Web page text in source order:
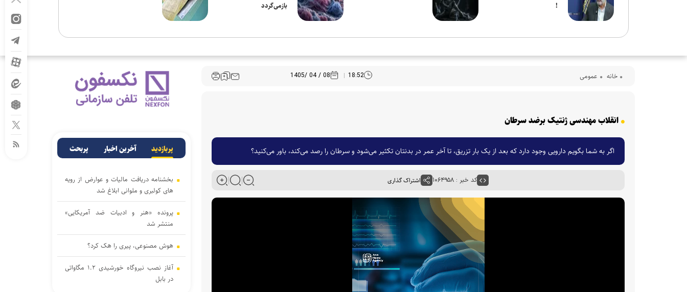
!
بازمی‌گردد
خانه عمومی 18:52
08 / 04 /1405
انقلاب مهندسی ژنتیک برضد سرطان
اگر به شما بگویم دارویی وجود دارد که بعد از یک بار تزریق، تا آخر عمر در بدنتان تکثیر می‌شود و سرطان را رصد می‌کند، باور می‌کنید؟
کد خبر : ۱۰۶۴۹۵۸ اشتراک گذاری
پربازدید آخرین اخبار پربحث
بخشنامه دریافت مالیات و عوارض از رویه
های کولبری و ملوانی ابلاغ شد
پرونده «هنر و ادبیات ضد آمریکایی»
منتشر شد
هوش مصنوعی، پیری را هک کرد؟
آغاز نصب نیروگاه خورشیدی ۱.۲ مگاواتی
در بابل